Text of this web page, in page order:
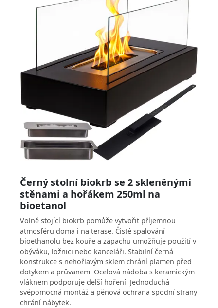
Černý stolní biokrb se 2 skleněnými
stěnami a hořákem 250ml na
bioetanol
Volně stojící biokrb pomůže vytvořit příjemnou
atmosféru doma i na terase. Čisté spalování
bioethanolu bez kouře a zápachu umožňuje použití v
obýváku, ložnici nebo kanceláři. Stabilní černá
konstrukce s nehořlavým sklem chrání plamen před
dotykem a průvanem. Ocelová nádoba s keramickým
vláknem podporuje delší hoření. Jednoduchá
svépomocná montáž a pěnová ochrana spodní strany
chrání nábytek.